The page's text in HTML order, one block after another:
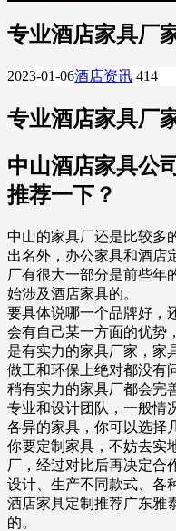
专业酒店家具厂
2023-01-06酒店资讯 414
专业酒店家具厂
中山酒店家具公
推荐一下？
中山的家具厂还是比较多
出名外，办公家具和酒店
厂有很大一部分是前些年
始涉及酒店家具的。
要具体说哪一个品牌好，
会有自己某一方面的优势
是有实力的家具厂家，家
做工和环保上绝对都没有
稍有实力的家具厂都会完
专业和设计团队，一般情
各异的家具，你可以选择
你要定制家具，不妨去实
厂，经过对比后再决定合
设计、生产不同款式、各
酒店家具定制推荐广东雅
的。